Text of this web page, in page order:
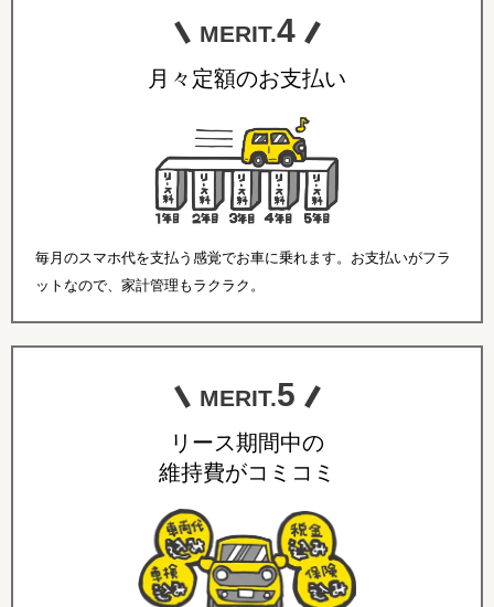
MERIT.4
月々定額のお支払い
毎月のスマホ代を支払う感覚でお車に乗れます。お支払いがフラ
ットなので、家計管理もラクラク。
MERIT.5
リース期間中の
維持費がコミコミ